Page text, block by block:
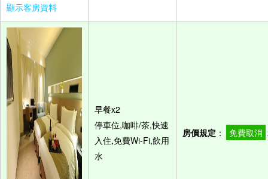
顯示客房資料
早餐x2
停車位,咖啡/茶,快速
入住,免費Wi-Fi,飲用
水
房價規定 ： 免費取消